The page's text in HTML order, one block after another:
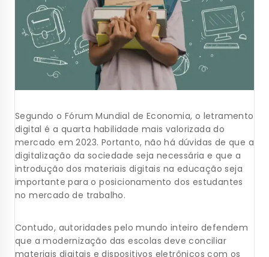
Segundo o Fórum Mundial de Economia, o letramento
digital é a quarta habilidade mais valorizada do
mercado em 2023. Portanto, não há dúvidas de que a
digitalização da sociedade seja necessária e que a
introdução dos materiais digitais na educação seja
importante para o posicionamento dos estudantes
no mercado de trabalho.
Contudo, autoridades pelo mundo inteiro defendem
que a modernização das escolas deve conciliar
materiais digitais e dispositivos eletrônicos com os